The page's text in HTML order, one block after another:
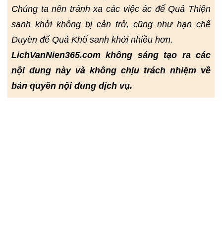
Chúng ta nên tránh xa các việc ác để Quả Thiện
sanh khởi không bị cản trở, cũng như hạn chế
Duyên để Quả Khổ sanh khởi nhiều hơn.
LichVanNien365.com không sáng tạo ra các
nội dung này và không chịu trách nhiệm về
bản quyền nội dung dịch vụ.